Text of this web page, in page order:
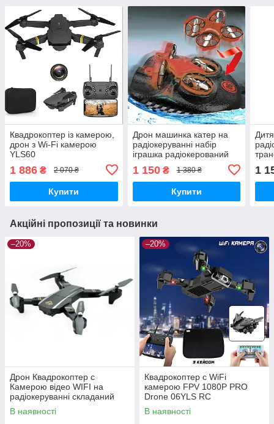
Квадрокоптер із камерою,
дрон з Wi-Fi камерою
YLS60
1 886 ₴ 2 070 ₴
Купити
Дрон машинка катер на
радіокеруванні набір
іграшка радіокерований
квадрокоптер Trix 3в1 K2
1 150₴ 1 380 ₴
Купити
1
Акційні пропозиції та новинки
–20%
Дрон Квадрокоптер c
Камерою відео WIFI на
радіокеруванні складаний
для дітей Phantom D5
радіокерований дрон
В наявності
–20%
Квадрокоптер c WiFi
камерою FPV 1080P PRO
Drone 06YLS RC
радіокерований дрон
складаний компактний
В наявності